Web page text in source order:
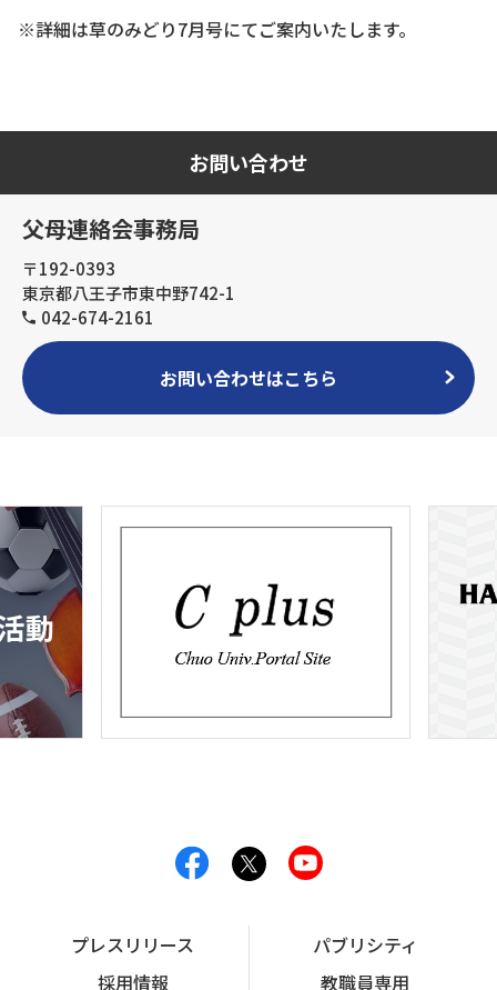
※詳細は草のみどり7月号にてご案内いたします。
お問い合わせ
父母連絡会事務局
〒192-0393
東京都八王子市東中野742-1
042-674-2161
お問い合わせはこちら
プレスリリース
パブリシティ
採用情報
教職員専用